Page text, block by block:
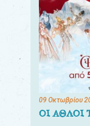
09 Οκτωβρίου
ΟΙ ΑΘΛΟΙ